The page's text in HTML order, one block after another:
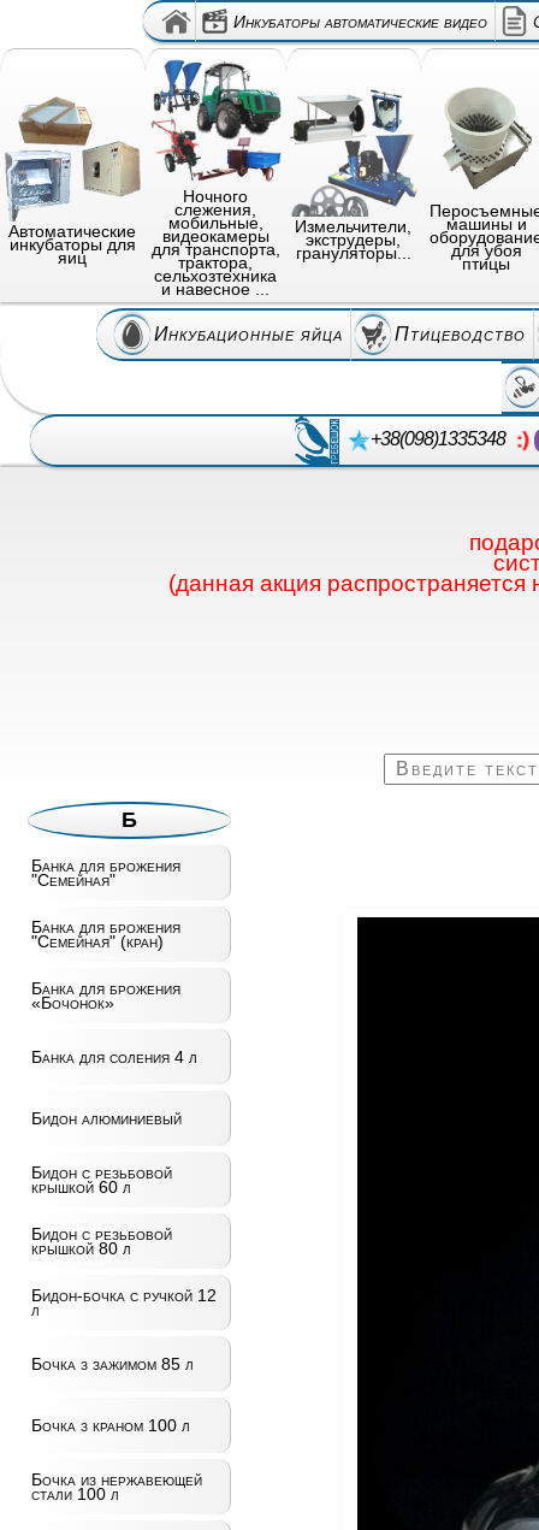
Инкубаторы автоматические видео
Автоматические
инкубаторы для
яиц
Ночного
слежения,
мобильные,
видеокамеры
для транспорта,
трактора,
сельхозтехника
и навесное ...
Измельчители,
экструдеры,
грануляторы...
машины и
для убоя
птицы
Инкубационные яйца Птицеводство
+38(098)1335348
(данная акция
Б
Банка для брожения
"Семейная"
Банка для брожения
"Семейная" (кран)
Банка для брожения
«Бочонок»
Банка для соления 4 л
Бидон алюминиевый
Бидон с резьбовой
крышкой 60 л
Бидон с резьбовой
крышкой 80 л
Бидон-бочка с ручкой 12
л
Бочка з зажимом 85 л
Бочка з краном 100 л
Бочка из нержавеющей
стали 100 л